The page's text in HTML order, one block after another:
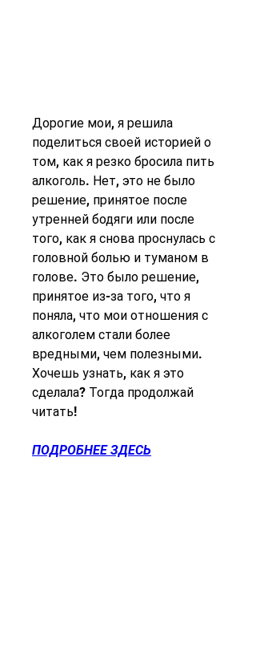
Дорогие мои, я решила
поделиться своей историей о
том, как я резко бросила пить
алкоголь. Нет, это не было
решение, принятое после
утренней бодяги или после
того, как я снова проснулась с
головной болью и туманом в
голове. Это было решение,
принятое из-за того, что я
поняла, что мои отношения с
алкоголем стали более
вредными, чем полезными.
Хочешь узнать, как я это
сделала? Тогда продолжай
читать!
ПОДРОБНЕЕ ЗДЕСЬ